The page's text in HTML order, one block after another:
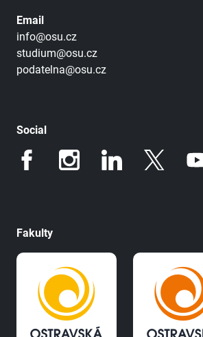
Email
info@osu.cz
studium@osu.cz
podatelna@osu.cz
Social
Fakulty